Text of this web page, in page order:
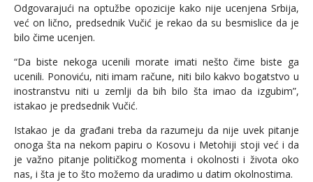
Odgovarajući na optužbe opozicije kako nije ucenjena Srbija,
već on lično, predsednik Vučić je rekao da su besmislice da je
bilo čime ucenjen.
“Da biste nekoga ucenili morate imati nešto čime biste ga
ucenili. Ponoviću, niti imam račune, niti bilo kakvo bogatstvo u
inostranstvu niti u zemlji da bih bilo šta imao da izgubim”,
istakao je predsednik Vučić.
Istakao je da građani treba da razumeju da nije uvek pitanje
onoga šta na nekom papiru o Kosovu i Metohiji stoji već i da
je važno pitanje političkog momenta i okolnosti i života oko
nas, i šta je to što možemo da uradimo u datim okolnostima.